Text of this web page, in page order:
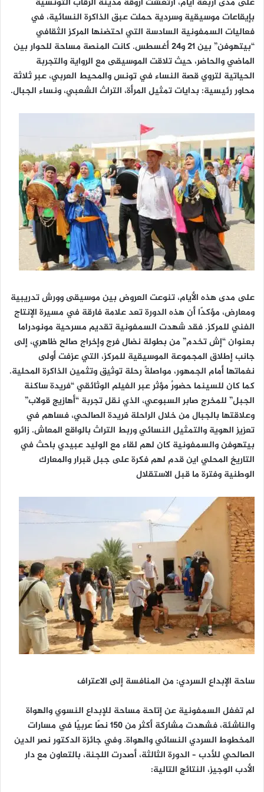
بإيقاعات موسيقية وسردية حملت عبق الذاكرة النسائية، في
فعاليات السمفونية السادسة التي احتضنها المركز الثقافي
“بيتهوفن” بين 21 و24 أغسطس. كانت المنصة مساحة للحوار بين
الماضي والحاضر، حيث تلاقت الموسيقى مع الرواية والتجربة
الحياتية لتروي قصة النساء في تونس والمحيط العربي، عبر ثلاثة
محاور رئيسية: بدايات تمثيل المرأة، التراث الشعبي، ونساء الجبال.
على مدى هذه الأيام، تنوعت العروض بين موسيقى وورش تدريبية
ومعارض، مؤكدًا أن هذه الدورة تعد علامة فارقة في مسيرة الإنتاج
الفني للمركز. فقد شهدت السمفونية تقديم مسرحية مونودراما
بعنوان “إش تخدم” من بطولة نضال فرج وإخراج صالح ظاهري، إلى
جانب إطلاق المجموعة الموسيقية للمركز، التي عزفت أولى
نغماتها أمام الجمهور، مواصلةً رحلة توثيق وتثمين الذاكرة المحلية.
كما كان للسينما حضورٌ مؤثر عبر الفيلم الوثائقي “فريدة ساكنة
الجبل” للمخرج صابر السبوعي، الذي نقل تجربة “أهازيج قولاب”
وعلاقتها بالجبال من خلال الراحلة فريدة الصالحي، فساهم في
تعزيز الهوية والتمثيل النسائي وربط التراث بالواقع المعاش. زائرو
بيتهوفن والسمفونية كان لهم لقاء مع الوليد عبيدي باحث في
التاريخ المحلي اين قدم لهم فكرة على جبل قبرار والمعارك
الوطنية وفترة ما قبل الاستقلال
ساحة الإبداع السردي: من المنافسة إلى الاعتراف
لم تغفل السمفونية عن إتاحة مساحة للإبداع النسوي والهواة
والناشئة، فشهدت مشاركة أكثر من 150 نصًا عربيًا في مسارات
المخطوط السردي النسائي والهواة. وفي جائزة الدكتور نصر الدين
الصالحي للأدب – الدورة الثالثة، أصدرت اللجنة، بالتعاون مع دار
الأدب الوجيز، النتائج التالية: